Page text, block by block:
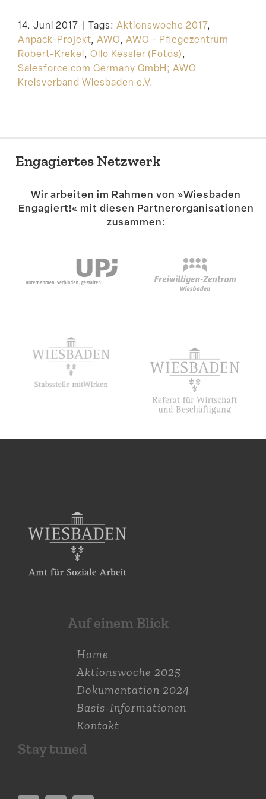
Suche
14. Juni 2017 | Tags: Aktionswoche 2017,
Anpack-Projekt, AWO, AWO - Pflegezentrum
Robert-Krekel, Ollo Kessler (Fotos),
Salesforce.com Germany GmbH; AWO
Kreisverband Wiesbaden e.V.
Engagiertes Netzwerk
Wir arbeiten im Rahmen von »Wiesbaden
Engagiert!« mit diesen Partner­or­ga­ni­sa­tionen
zusammen:
Auf einem Blick
Home
Aktions­woche 2025
Dokumen­tation 2024
Basis-Informationen
Kontakt
Stay tuned